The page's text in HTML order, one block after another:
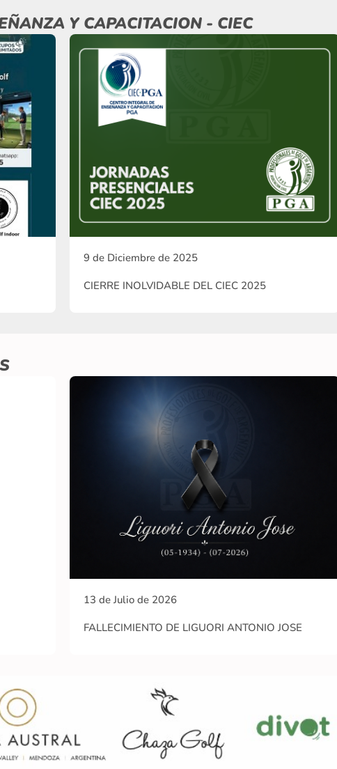
Y CAPACITACION - CIEC
9 de Diciembre de 2025
CIERRE INOLVIDABLE DEL CIEC 2025
13 de Julio de 2026
FALLECIMIENTO DE LIGUORI ANTONIO JOSE